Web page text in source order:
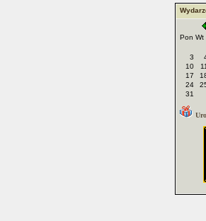
Pon Wt
3
10
11
17
24
31